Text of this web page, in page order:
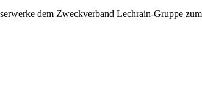
dem Zweckverband Lechrain-Gruppe